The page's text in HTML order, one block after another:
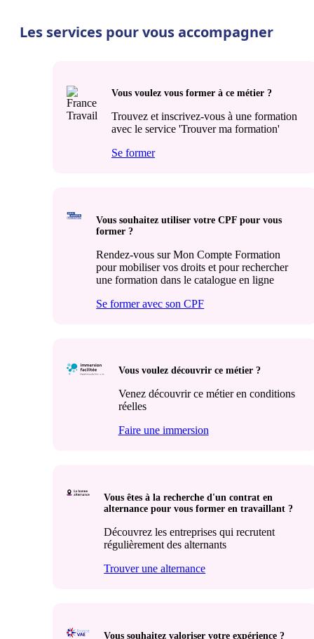
Les services pour vous accompagner
Vous voulez vous former à ce métier ?
Trouvez et inscrivez-vous à une formation
avec le service 'Trouver ma formation'
Se former
Vous souhaitez utiliser votre CPF pour vous
former ?
Rendez-vous sur Mon Compte Formation
pour mobiliser vos droits et pour rechercher
une formation dans le catalogue en ligne
Se former avec son CPF
Vous voulez découvrir ce métier ?
Venez découvrir ce métier en conditions
réelles
Faire une immersion
Vous êtes à la recherche d'un contrat en
alternance pour vous former en travaillant ?
Découvrez les entreprises qui recrutent
régulièrement des alternants
Trouver une alternance
Vous souhaitez valoriser votre expérience ?